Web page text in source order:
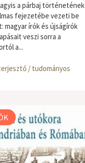
a párbaj történetének
fejezetébe vezeti be
magyar írók és újságírók
veszi sorra a
a...
/ tudományos